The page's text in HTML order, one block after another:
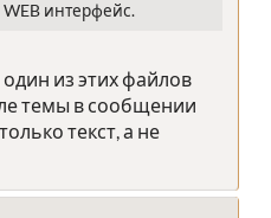
интерфейс.
из этих файлов
темы в сообщении
текст, а не